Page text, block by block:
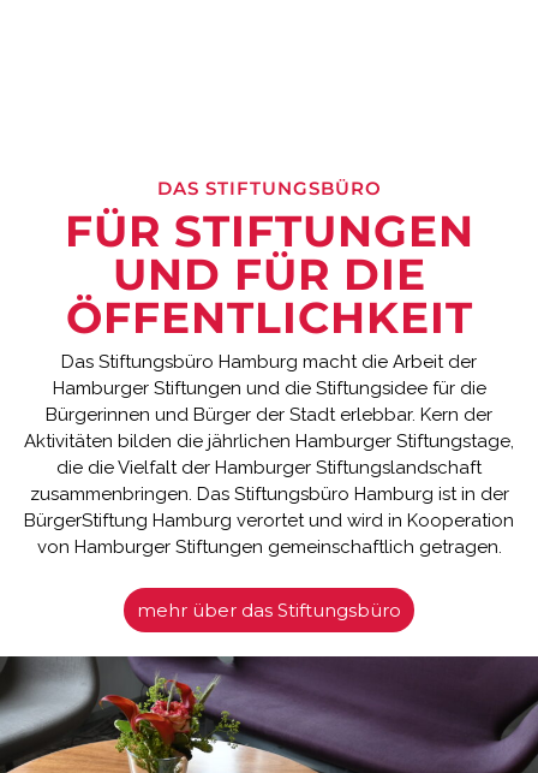
DAS STIFTUNGSBÜRO
FÜR STIFTUNGEN
UND FÜR DIE
ÖFFENTLICHKEIT
Das Stiftungsbüro Hamburg macht die Arbeit der
Hamburger Stiftungen und die Stiftungsidee für die
Bürgerinnen und Bürger der Stadt erlebbar. Kern der
Aktivitäten bilden die jährlichen Hamburger Stiftungstage,
die die Vielfalt der Hamburger Stiftungslandschaft
zusammenbringen. Das Stiftungsbüro Hamburg ist in der
BürgerStiftung Hamburg verortet und wird in Kooperation
von Hamburger Stiftungen gemeinschaftlich getragen.
mehr über das Stiftungsbüro